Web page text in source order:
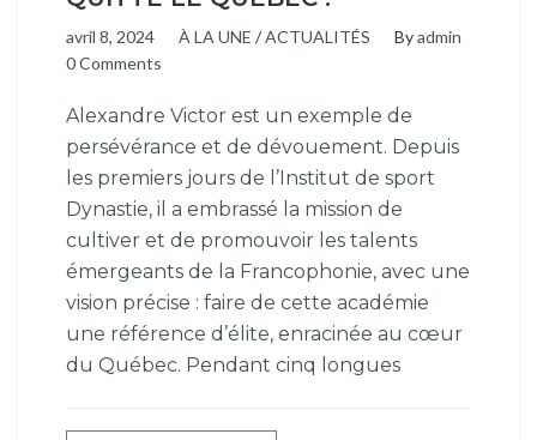
avril 8, 2024 À LA UNE /ACTUALITÉS Byadmin
0 Comments
Alexandre Victor est un exemple de
persévérance et de dévouement. Depuis
les premiers jours de l’Institut de sport
Dynastie, il a embrassé la mission de
cultiver et de promouvoir les talents
émergeants de la Francophonie, avec une
vision précise : faire de cette académie
une référence d’élite, enracinée au cœur
du Québec. Pendant cinq longues